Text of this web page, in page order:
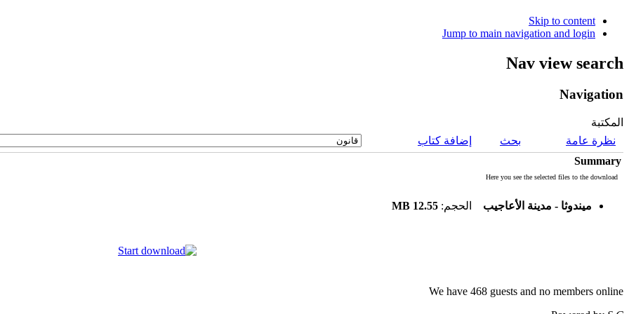
Skip to content
Jump to main navigation and login
Nav view search
Navigation
المكتبة
نظرة عامة
بحث
إضافة كتاب
Summary
ميندوثا - مدينة الأعاجيب الحجم: 12.55 MB
We have 468 guests and no members online